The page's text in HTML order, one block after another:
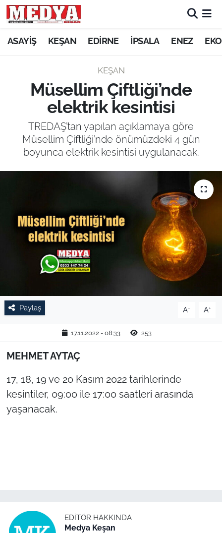
ASAYİŞ KEŞAN EDİRNE İPSALA ENEZ
KEŞAN
Müsellim Çiftliği’nde
elektrik kesintisi
TREDAŞ’tan yapılan açıklamaya göre
Müsellim Çiftliği’nde önümüzdeki 4 gün
boyunca elektrik kesintisi uygulanacak.
Paylaş A- A+
17.11.2022 - 08:33 253
MEHMET AYTAÇ
17, 18, 19 ve 20 Kasım 2022 tarihlerinde
kesintiler, 09:00 ile 17:00 saatleri arasında
yaşanacak.
EDITÖR HAKKINDA
Medya Keşan
KEŞAN
ASAYİŞ
SİYASET
GÜNDEM
EĞİTİM
TARIM VE HAYVANCILIK
KÜLTÜR SANAT
SPOR
YAŞAM
TEKİRDAĞ
Güvenlik